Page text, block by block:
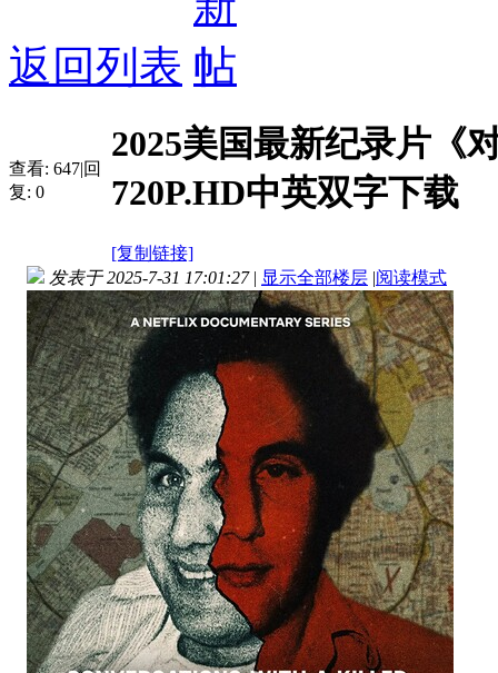
返回列表
查看: 647|回
复: 0
2025美国最新纪录片《
720P.HD中英双字下载
[复制链接]
发表于 2025-7-31 17:01:27 | 显示全部楼层 |阅读模式